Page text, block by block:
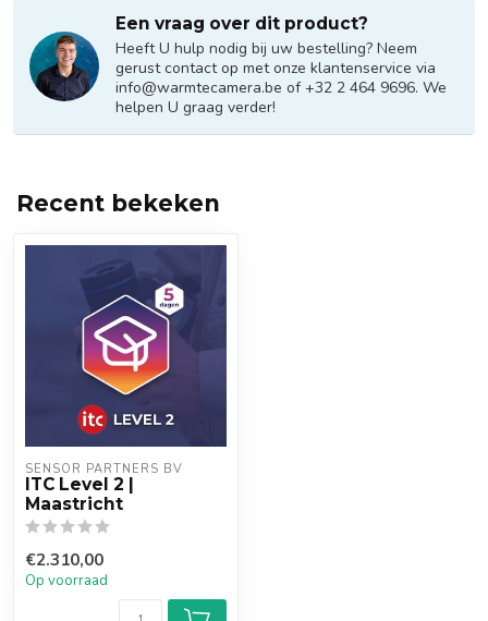
Een vraag over dit product?
Heeft U hulp nodig bij uw bestelling? Neem
gerust contact op met onze klantenservice via
info@warmtecamera.be of +32 2 464 9696. We
helpen U graag verder!
Recent bekeken
SENSOR PARTNERS BV
ITC Level 2 |
Maastricht
€2.310,00
Op voorraad